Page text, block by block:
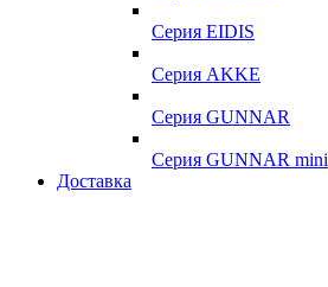
Серия EIDIS
Серия AKKE
Серия GUNNAR
Серия GUNNAR mini
Доставка